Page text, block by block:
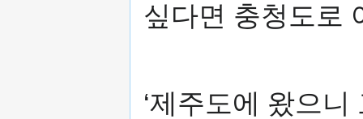
싶다면 충청도로
‘제주도에 왔으